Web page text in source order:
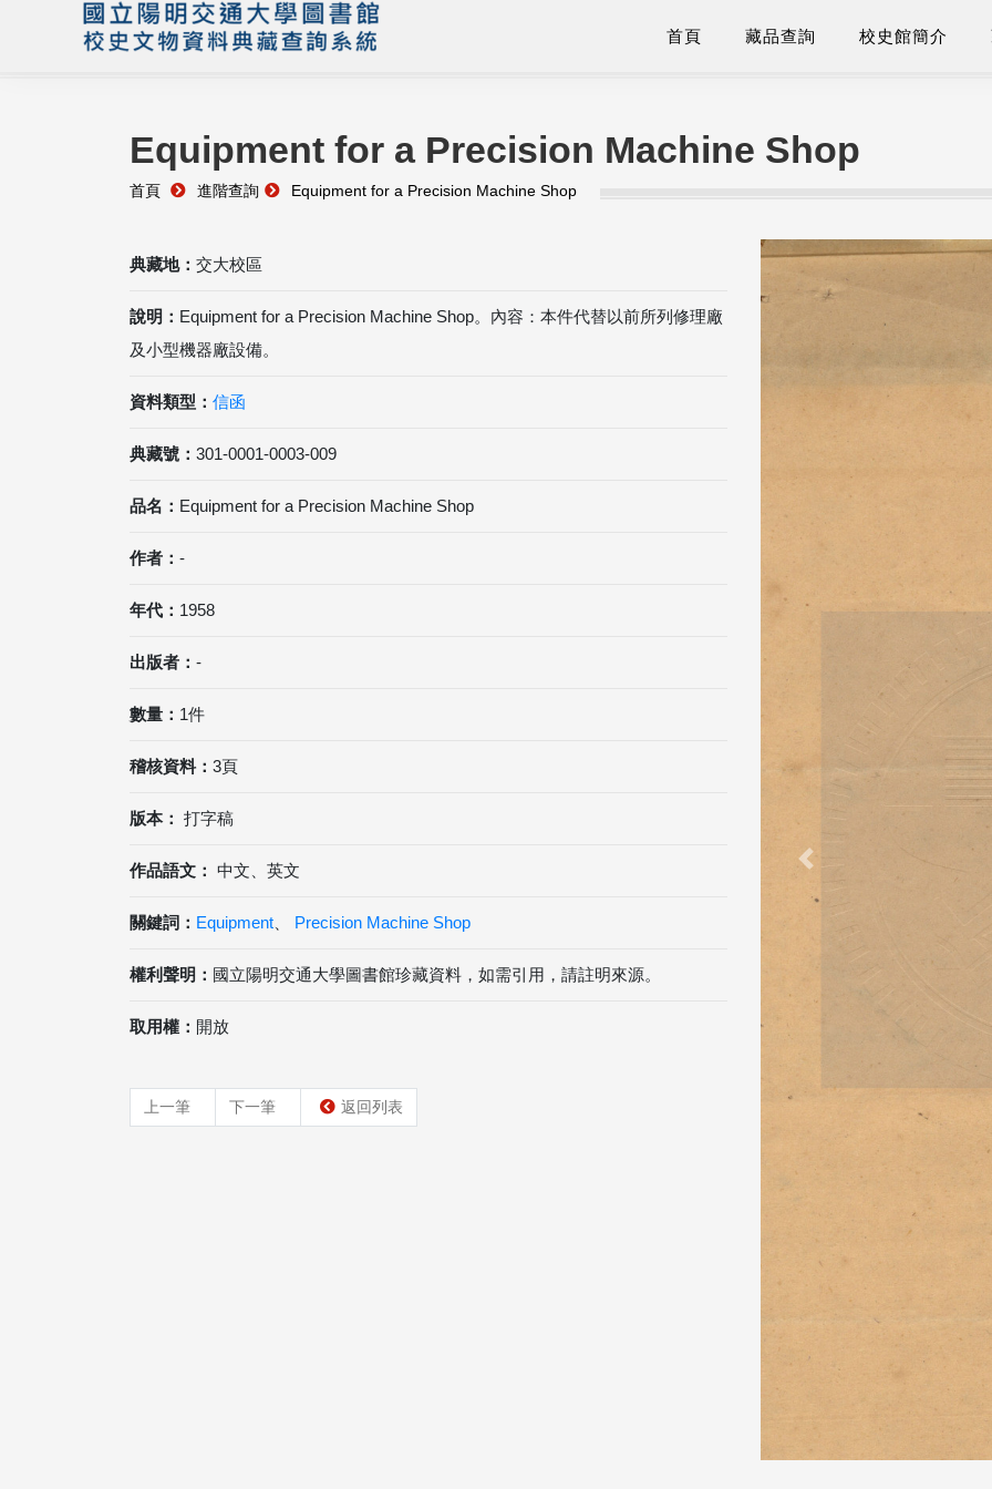
首頁 藏品查詢 校史館簡介
Equipment for a Precision Machine Shop
首頁 進階查詢 Equipment for a Precision Machine Shop
典藏地： 交大校區
說明： Equipment for a Precision Machine Shop。內容：本件代替以前所列修理廠
及小型機器廠設備。
資料類型： 信函
典藏號： 301-0001-0003-009
品名： Equipment for a Precision Machine Shop
作者： -
年代： 1958
出版者： -
數量： 1件
稽核資料： 3頁
版本： 打字稿
作品語文： 中文、英文
關鍵詞： Equipment Precision Machine Shop
權利聲明： 國立陽明交通大學圖書館珍藏資料，如需引用，請註明來源。
取用權： 開放
上一筆 下一筆 返回列表
Previous